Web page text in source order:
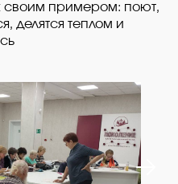
своим примером: поют,
делятся теплом и